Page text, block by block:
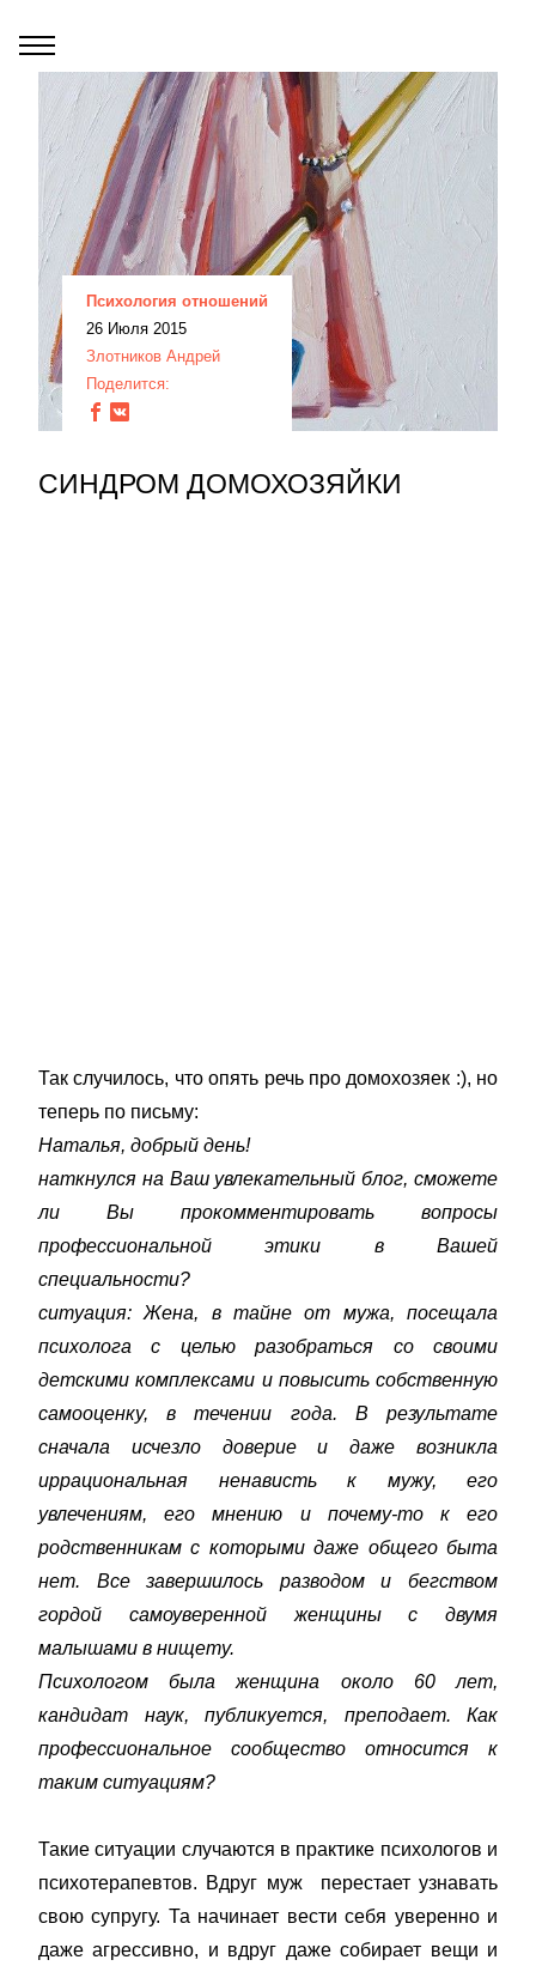
Психология отношений
26 Июля 2015
Злотников Андрей
Поделится:
СИНДРОМ ДОМОХОЗЯЙКИ
Так случилось, что опять речь про домохозяек :), но
теперь по письму:
Наталья, добрый день!
наткнулся на Ваш увлекательный блог, сможете
ли Вы прокомментировать вопросы
профессиональной этики в Вашей
специальности?
ситуация: Жена, в тайне от мужа, посещала
психолога с целью разобраться со своими
детскими комплексами и повысить собственную
самооценку, в течении года. В результате
сначала исчезло доверие и даже возникла
иррациональная ненависть к мужу, его
увлечениям, его мнению и почему-то к его
родственникам с которыми даже общего быта
нет. Все завершилось разводом и бегством
гордой самоуверенной женщины с двумя
малышами в нищету.
Психологом была женщина около 60 лет,
кандидат наук, публикуется, преподает. Как
профессиональное сообщество относится к
таким ситуациям?
Такие ситуации случаются в практике психологов и
психотерапевтов. Вдруг муж перестает узнавать
свою супругу. Та начинает вести себя уверенно и
даже агрессивно, и вдруг даже собирает вещи и